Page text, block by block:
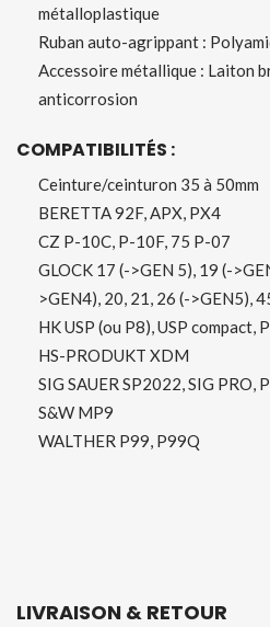
métalloplastique
Ruban auto-agrippant :
Accessoire métallique : Laiton
anticorrosion
COMPATIBILITÉS :
Ceinture/ceinturon 35 à 50mm
BERETTA 92F, APX, PX4
CZ P-10C, P-10F, 75 P-07
GLOCK 17 (->GEN 5), 19 (-
>GEN4), 20, 21, 26 (->GEN5),
HK USP (ou P8), USP compact,
HS-PRODUKT XDM
SIG SAUER SP2022, SIG PRO,
S&W MP9
WALTHER P99, P99Q
LIVRAISON & RETOUR